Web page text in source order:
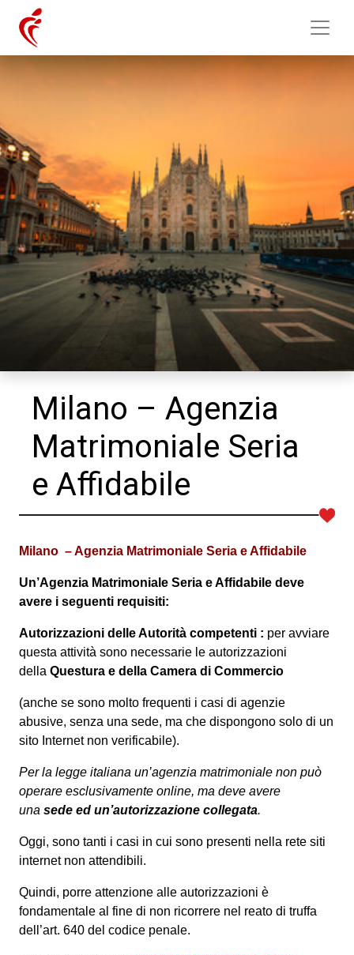
Milano – Agenzia
Matrimoniale Seria
e Affidabile
Milano – Agenzia Matrimoniale Seria e Affidabile
Un’Agenzia Matrimoniale Seria e Affidabile deve
avere i seguenti requisiti:
Autorizzazioni delle Autorità competenti : per avviare
questa attività sono necessarie le autorizzazioni
della Questura e della Camera di Commercio
(anche se sono molto frequenti i casi di agenzie
abusive, senza una sede, ma che dispongono solo di un
sito Internet non verificabile).
Per la legge italiana un’agenzia matrimoniale non può
operare esclusivamente online, ma deve avere
una sede ed un’autorizzazione collegata.
Oggi, sono tanti i casi in cui sono presenti nella rete siti
internet non attendibili.
Quindi, porre attenzione alle autorizzazioni è
fondamentale al fine di non ricorrere nel reato di truffa
dell’art. 640 del codice penale.